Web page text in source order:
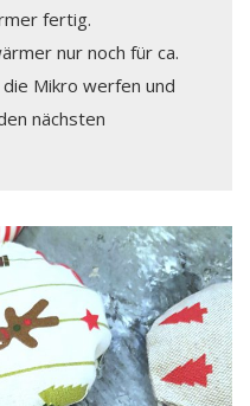
fertig.
nur noch für ca.
Mikro werfen und
nächsten